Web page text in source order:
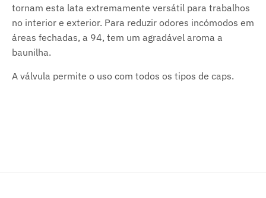
tornam esta lata extremamente versátil para trabalhos
no interior e exterior. Para reduzir odores incómodos em
áreas fechadas, a 94, tem um agradável aroma a
baunilha.
A válvula permite o uso com todos os tipos de caps.